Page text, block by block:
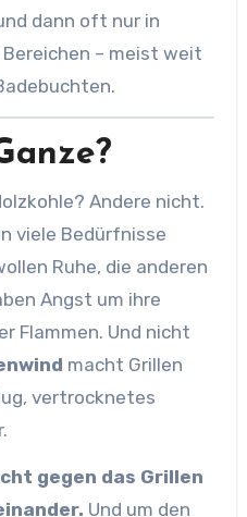
dann oft nur in
– meist weit
Andere nicht.
viele Bedürfnisse
Ruhe, die anderen
Angst um ihre
Flammen. Und nicht
macht Grillen
vertrocknetes
gegen das Grillen
Und um den